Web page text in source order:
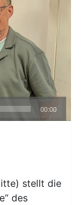
00:00
stellt die
des